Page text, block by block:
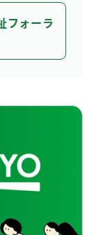
フォーラ